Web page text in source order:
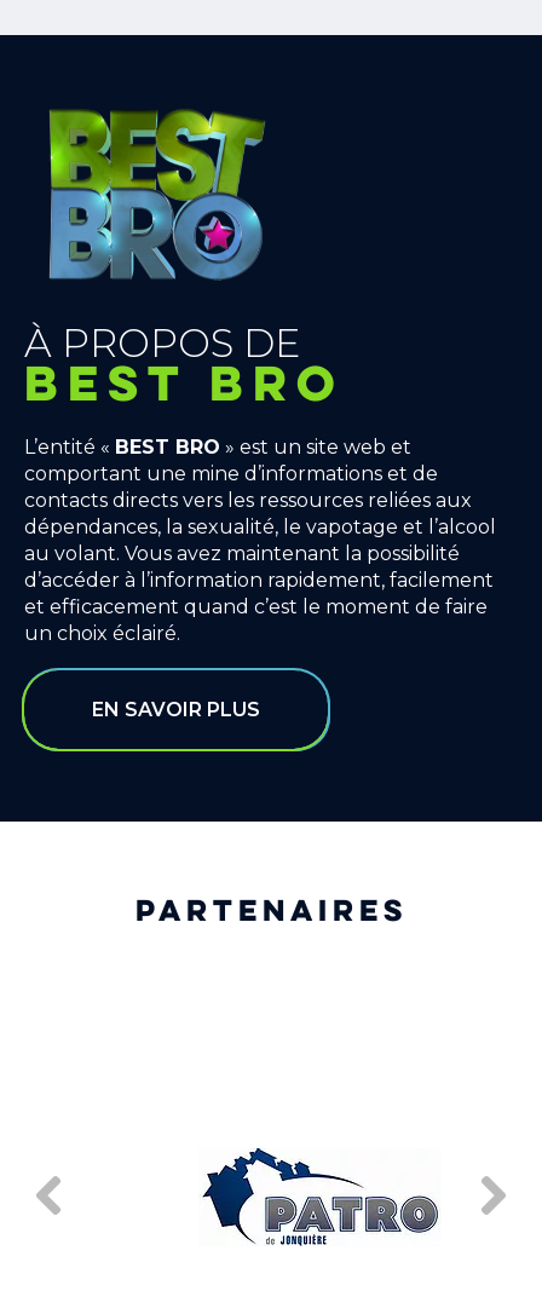
À PROPOS DE
BEST BRO
L’entité « BEST BRO » est un site web et
comportant une mine d’informations et de
contacts directs vers les ressources reliées aux
dépendances, la sexualité, le vapotage et l’alcool
au volant. Vous avez maintenant la possibilité
d’accéder à l’information rapidement, facilement
et efficacement quand c’est le moment de faire
un choix éclairé.
EN SAVOIR PLUS
PARTENAIRES